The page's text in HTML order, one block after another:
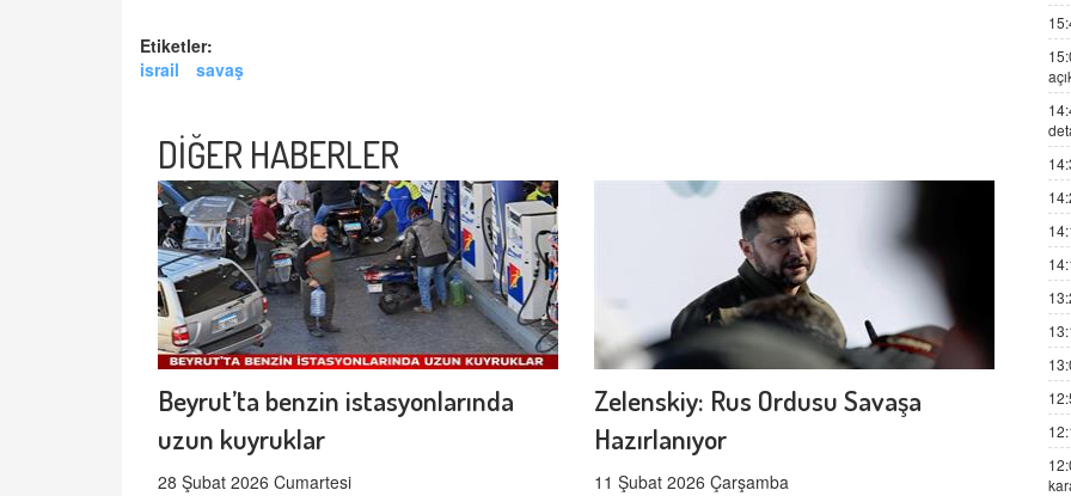
Etiketler:
israil
savaş
DİĞER HABERLER
Beyrut’ta benzin istasyonlarında
uzun kuyruklar
28 Şubat 2026 Cumartesi
Zelenskiy: Rus Ordusu Savaşa
Hazırlanıyor
11 Şubat 2026 Çarşamba